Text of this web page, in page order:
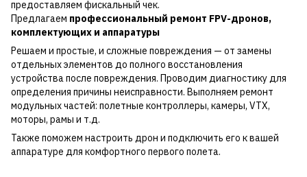
предоставляем фискальный чек.
Предлагаем профессиональный ремонт FPV-дронов,
комплектующих и аппаратуры
Решаем и простые, и сложные повреждения — от замены
отдельных элементов до полного восстановления
устройства после повреждения. Проводим диагностику для
определения причины неисправности. Выполняем ремонт
модульных частей: полетные контроллеры, камеры, VTX,
моторы, рамы и т.д.
Также поможем настроить дрон и подключить его к вашей
аппаратуре для комфортного первого полета.